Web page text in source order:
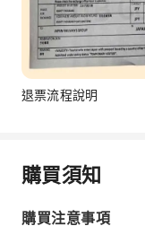
退票流程說明
購買須知
購買注意事項